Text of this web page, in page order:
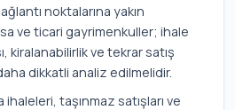
noktalarına yakın
ve ticari gayrimenkuller; ihale
kiralanabilirlik ve tekrar satış
dikkatli analiz edilmelidir.
taşınmaz satışları ve